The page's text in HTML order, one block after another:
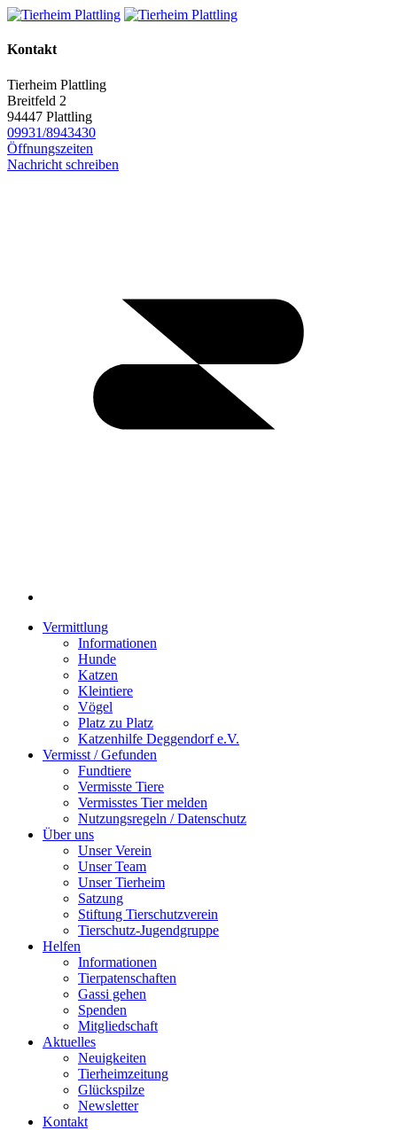
Kontakt
Tierheim Plattling
Breitfeld 2
94447 Plattling
09931/8943430
Öffnungszeiten
Nachricht schreiben
Vermittlung
Informationen
Hunde
Katzen
Kleintiere
Vögel
Platz zu Platz
Katzenhilfe Deggendorf e.V.
Vermisst / Gefunden
Fundtiere
Vermisste Tiere
Vermisstes Tier melden
Nutzungsregeln / Datenschutz
Über uns
Unser Verein
Unser Team
Unser Tierheim
Satzung
Stiftung Tierschutzverein
Tierschutz-Jugendgruppe
Helfen
Informationen
Tierpatenschaften
Gassi gehen
Spenden
Mitgliedschaft
Aktuelles
Neuigkeiten
Tierheimzeitung
Glückspilze
Newsletter
Kontakt